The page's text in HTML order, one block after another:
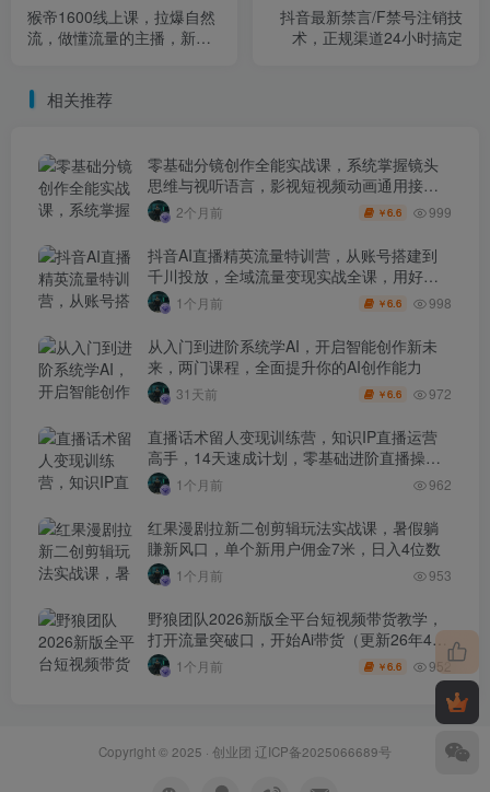
猴帝1600线上课，拉爆自然
流，做懂流量的主播，新规
抖音最新禁言/F禁号注销技
术，正规渠道24小时搞定
相关推荐
零基础分镜创作全能实战课，系统掌握镜头
思维与视听语言，影视短视频动画通用接单
技能2个月前 ￥6.6 999
抖音AI直播精英流量特训营，从账号搭建到
千川投放，全域流量变现实战全课，用好工
具让賺钱更简单
1个月前 ￥6.6 998
从入门到进阶系统学AI，开启智能创作新未
来，两门课程，全面提升你的AI创作能力
31天前 ￥6.6 972
直播话术留人变现训练营，知识IP直播运营
高手，14天速成计划，零基础进阶直播操盘
手
1个月前 962
红果漫剧拉新二创剪辑玩法实战课，暑假躺
賺新风口，单个新用户佣金7米，日入4位数
1个月前 953
野狼团队2026新版全平台短视频带货教学，
打开流量突破口，开始Ai带货（更新26年4月
25日）1个月前 ￥6.6 952
Copyright © 2025 · 创业团 辽ICP备2025066689号